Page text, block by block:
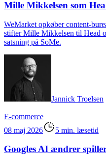
Mille Mikkelsen som
WeMarket opkøber content-
stifter Mille Mikkelsen til Head
satsning på SoMe.
Jannick Troelsen
E-commerce
08 maj 2026
5 min. læsetid
Googles AI ændrer